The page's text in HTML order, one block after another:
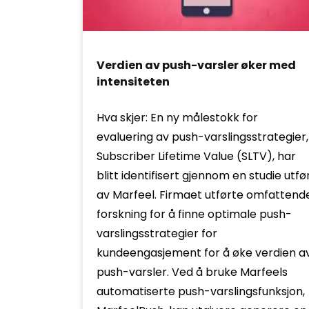
Verdien av push-varsler øker med
intensiteten
Hva skjer: En ny målestokk for
evaluering av push-varslingsstrategier,
Subscriber Lifetime Value (SLTV), har
blitt identifisert gjennom en studie
av Marfeel. Firmaet utførte
forskning for å finne optimale push-
varslingsstrategier for
kundeengasjement for å øke verdien
push-varsler. Ved å bruke Marfeels
automatiserte push-varslingsfunksjon,